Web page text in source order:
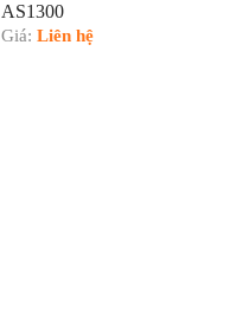
AS1300
Giá: Liên hệ